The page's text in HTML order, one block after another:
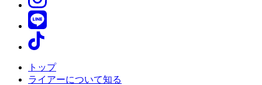
トップ
ライアーについて知る